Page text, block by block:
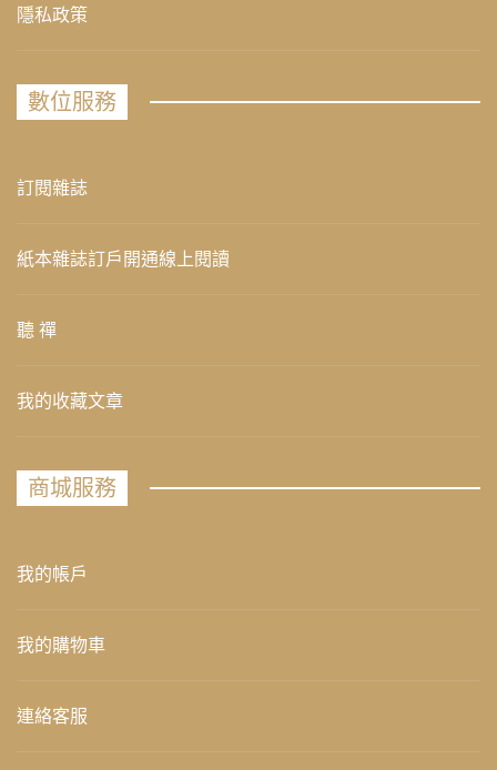
隱私政策
數位服務
訂閱雜誌
紙本雜誌訂戶開通線上閱讀
聽 禪
我的收藏文章
商城服務
我的帳戶
我的購物車
連絡客服